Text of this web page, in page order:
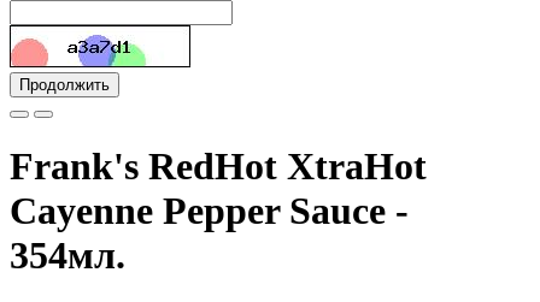
Продолжить
Frank's RedHot XtraНot
Cayenne Pepper Sauce -
354мл.